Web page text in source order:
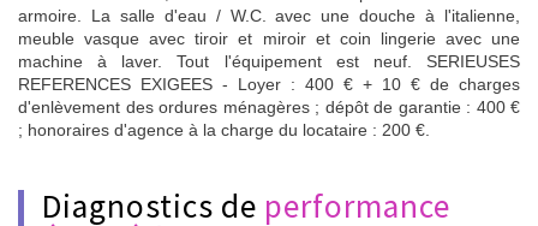
armoire. La salle d'eau / W.C. avec une douche à l'italienne,
meuble vasque avec tiroir et miroir et coin lingerie avec une
machine à laver. Tout l'équipement est neuf. SERIEUSES
REFERENCES EXIGEES - Loyer : 400 € + 10 € de charges
d'enlèvement des ordures ménagères ; dépôt de garantie : 400 €
; honoraires d'agence à la charge du locataire : 200 €.
diagnostics de performance